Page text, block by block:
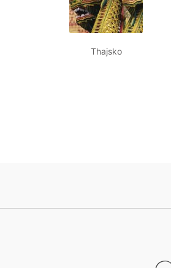
Thajsko